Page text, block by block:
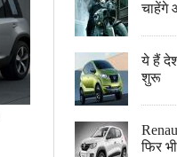
नेक्स्ट-जेन टोयोटा हिलक्स
लुक और एडवांस फीचर्स के
चाहेंगे
ये हैं
शुरू
फिर